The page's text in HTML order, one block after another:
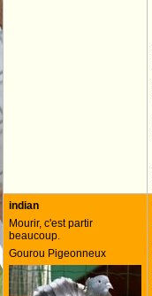
indian
Mourir, c'est partir
beaucoup.
Gourou Pigeonneux